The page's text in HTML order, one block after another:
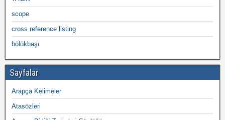
scope
cross reference listing
bölükbaşı
Sayfalar
Arapça Kelimeler
Atasözleri